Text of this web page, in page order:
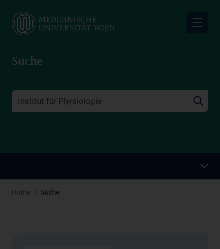
main
Suche
Home Suche